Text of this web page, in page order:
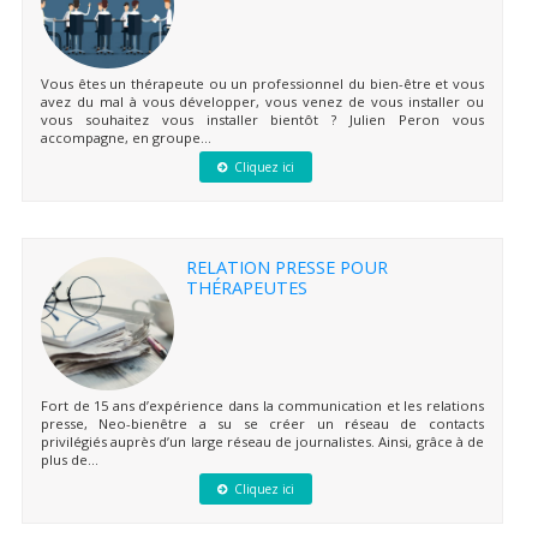
Vous êtes un thérapeute ou un professionnel du bien-être et vous
avez du mal à vous développer, vous venez de vous installer ou
vous souhaitez vous installer bientôt ? Julien Peron vous
accompagne, en groupe...
Cliquez ici
RELATION PRESSE POUR
THÉRAPEUTES
Fort de 15 ans d’expérience dans la communication et les relations
presse, Neo-bienêtre a su se créer un réseau de contacts
privilégiés auprès d’un large réseau de journalistes. Ainsi, grâce à de
plus de...
Cliquez ici